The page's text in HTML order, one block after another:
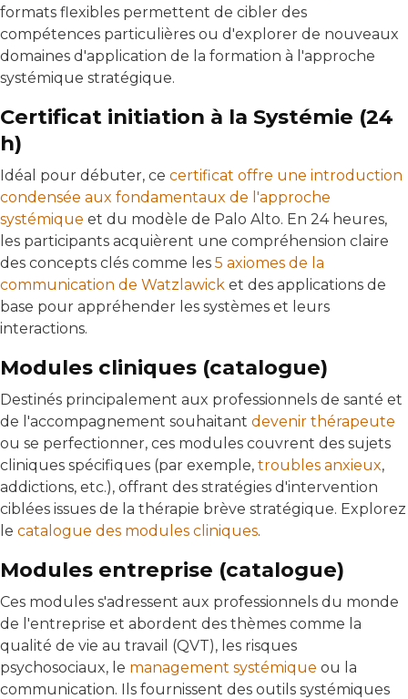
formats flexibles permettent de cibler des
compétences particulières ou d'explorer de nouveaux
domaines d'application de la formation à l'approche
systémique stratégique.
Certificat initiation à la Systémie (24
h)
Idéal pour débuter, ce certificat offre une introduction
condensée aux fondamentaux de l'approche
systémique et du modèle de Palo Alto. En 24 heures,
les participants acquièrent une compréhension claire
des concepts clés comme les 5 axiomes de la
communication de Watzlawick et des applications de
base pour appréhender les systèmes et leurs
interactions.
Modules cliniques (catalogue)
Destinés principalement aux professionnels de santé et
de l'accompagnement souhaitant devenir thérapeute
ou se perfectionner, ces modules couvrent des sujets
cliniques spécifiques (par exemple, troubles anxieux,
addictions, etc.), offrant des stratégies d'intervention
ciblées issues de la thérapie brève stratégique. Explorez
le catalogue des modules cliniques.
Modules entreprise (catalogue)
Ces modules s'adressent aux professionnels du monde
de l'entreprise et abordent des thèmes comme la
qualité de vie au travail (QVT), les risques
psychosociaux, le management systémique ou la
communication. Ils fournissent des outils systémiques